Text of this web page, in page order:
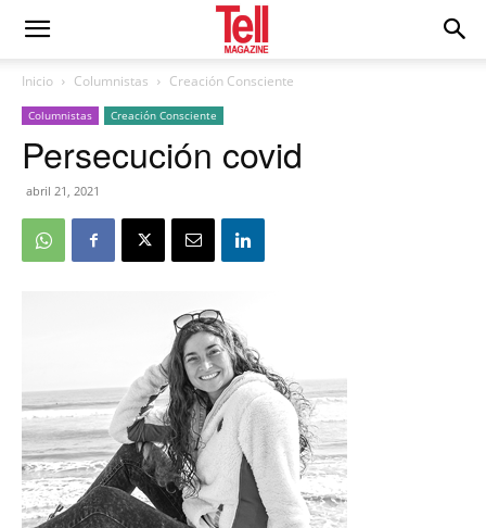
Inicio Columnistas Creación Consciente
Columnistas Creación Consciente
Persecución covid
abril 21, 2021